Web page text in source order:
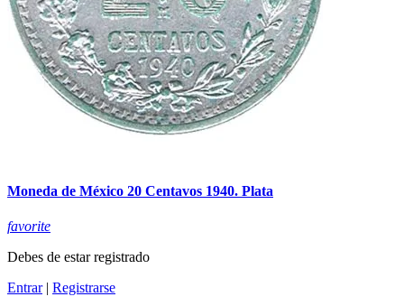
Moneda de México 20 Centavos 1940. Plata
favorite
Debes de estar registrado
Entrar| Registrarse